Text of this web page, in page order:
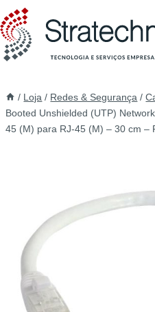
/ Loja / Redes & Segurança /
Booted Unshielded (UTP)
45 (M) para RJ-45 (M) – 30 cm –